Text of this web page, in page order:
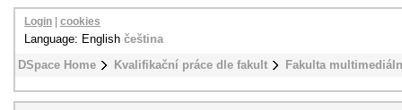
DSpace Home Kvalifikační práce dle fakult Fakulta
Login cookies
Language: English čeština